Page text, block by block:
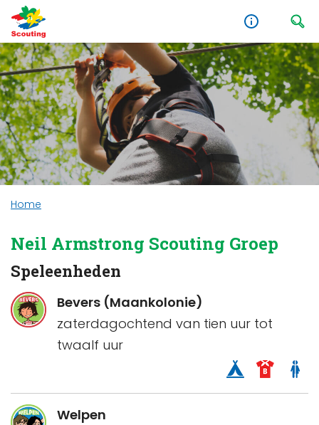
Home
Neil Armstrong Scouting Groep
Speleenheden
Bevers (Maankolonie)
zaterdagochtend van tien uur tot
twaalf uur
Welpen